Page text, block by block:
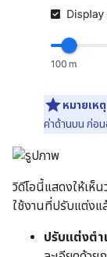
หมายเห
ค่าด้านบน ก่อ
วิดีโอนี้แสดงให้เห็
ใช้งานที่ปรับแต่งแล้
ปรับแต่งต